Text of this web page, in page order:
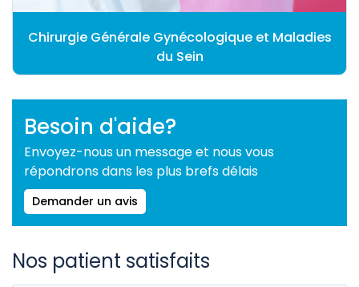
Chirurgie Générale Gynécologique et Maladies
du Sein
Besoin d'aide?
Envoyez-nous un message et nous vous
répondrons dans les plus brefs délais
Demander un avis
Nos patient satisfaits